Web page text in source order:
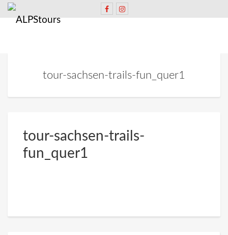
tour-sachsen-trails-fun_quer1
tour-sachsen-trails-
fun_quer1